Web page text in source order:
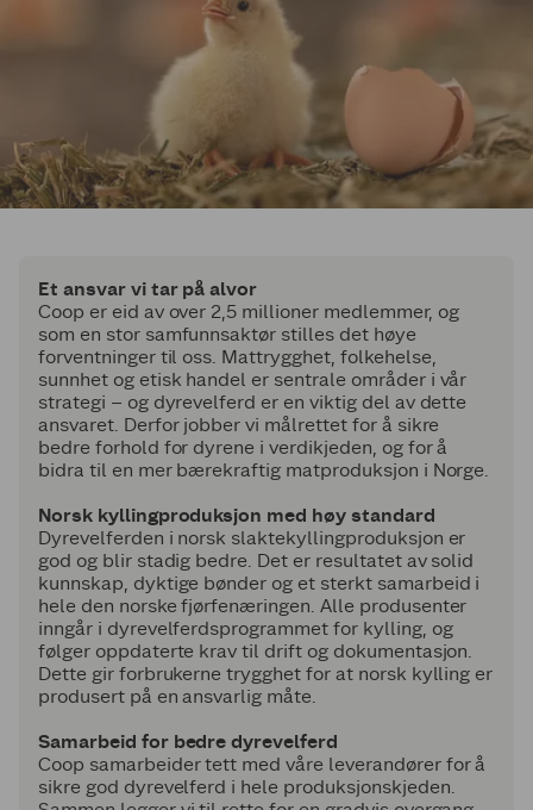
Et ansvar vi tar på alvor
Coop er eid av over 2,5 millioner medlemmer, og
som en stor samfunnsaktør stilles det høye
forventninger til oss. Mattrygghet, folkehelse,
sunnhet og etisk handel er sentrale områder i vår
strategi – og dyrevelferd er en viktig del av dette
ansvaret. Derfor jobber vi målrettet for å sikre
bedre forhold for dyrene i verdikjeden, og for å
bidra til en mer bærekraftig matproduksjon i Norge.
Norsk kyllingproduksjon med høy standard
Dyrevelferden i norsk slaktekyllingproduksjon er
god og blir stadig bedre. Det er resultatet av solid
kunnskap, dyktige bønder og et sterkt samarbeid i
hele den norske fjørfenæringen. Alle produsenter
inngår i dyrevelferdsprogrammet for kylling, og
følger oppdaterte krav til drift og dokumentasjon.
Dette gir forbrukerne trygghet for at norsk kylling er
produsert på en ansvarlig måte.
Samarbeid for bedre dyrevelferd
Coop samarbeider tett med våre leverandører for å
sikre god dyrevelferd i hele produksjonskjeden.